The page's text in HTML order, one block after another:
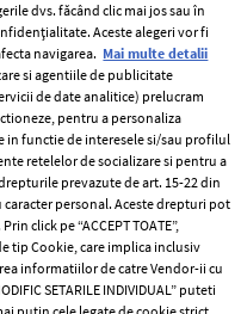
Elisabeta ar fi refuzat să
apelurile Prințului Harry
un martor lângă ea. De ce a
să facă un asemenea gest
dvs. făcând clic mai jos sau în
Aceste alegeri vor fi
navigarea. Mai multe detalii
si agentiile de publicitate
de date analitice) prelucram
pentru a personaliza
functie de interesele si/sau profilul
retelelor de socializare si pentru a
prevazute de art. 15-22 din
caracter personal. Aceste drepturi pot
. Prin click pe “ACCEPT TOATE”,
tip Cookie, care implica inclusiv
informatiilor de catre Vendor-ii cu
SETARILE INDIVIDUAL” puteti